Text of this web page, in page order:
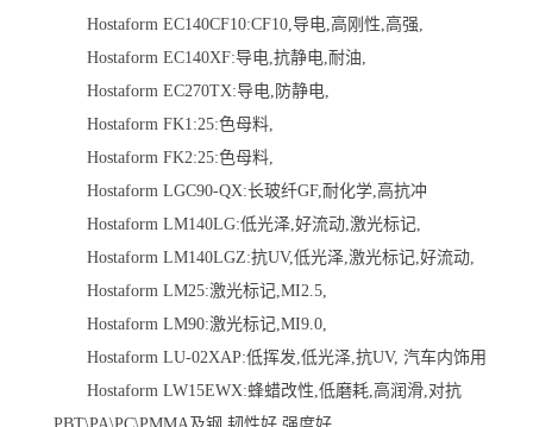
Hostaform EC140CF10:CF10,导电,高刚性,高强,
Hostaform EC140XF:导电,抗静电,耐油,
Hostaform EC270TX:导电,防静电,
Hostaform FK1:25:色母料,
Hostaform FK2:25:色母料,
Hostaform LGC90-QX:长玻纤GF,耐化学,高抗冲
Hostaform LM140LG:低光泽,好流动,激光标记,
Hostaform LM140LGZ:抗UV,低光泽,激光标记,好流动,
Hostaform LM25:激光标记,MI2.5,
Hostaform LM90:激光标记,MI9.0,
Hostaform LU-02XAP:低挥发,低光泽,抗UV, 汽车内饰用
Hostaform LW15EWX:蜂蜡改性,低磨耗,高润滑,对抗